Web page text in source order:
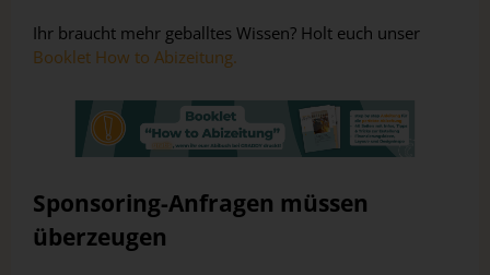
Ihr braucht mehr geballtes Wissen? Holt euch unser
Booklet How to Abizeitung.
Sponsoring-Anfragen müssen
überzeugen